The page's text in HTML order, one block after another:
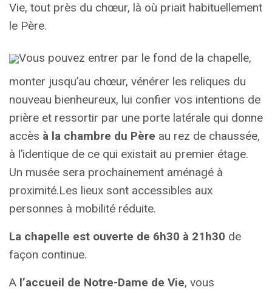
Vie, tout près du chœur, là où priait habituellement
le Père.
Vous pouvez entrer par le fond de la chapelle,
monter jusqu’au chœur, vénérer les reliques du
nouveau bienheureux, lui confier vos intentions de
prière et ressortir par une porte latérale qui donne
accès à la chambre du Père au rez de chaussée,
à l’identique de ce qui existait au premier étage.
Un musée sera prochainement aménagé à
proximité.Les lieux sont accessibles aux
personnes à mobilité réduite.
La chapelle est ouverte de 6h30 à 21h30 de
façon continue.
A l’accueil de Notre-Dame de Vie, vous